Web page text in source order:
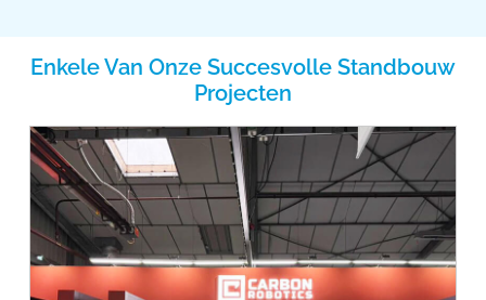
Enkele Van Onze Succesvolle Standbouw
Projecten